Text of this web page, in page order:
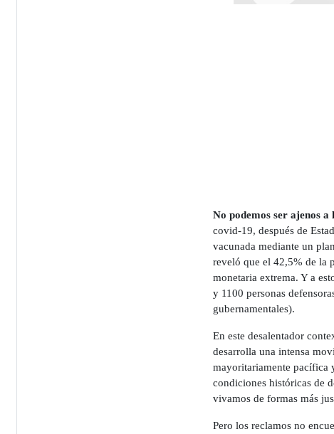
No podemos ser ajenos
covid-19, después de
vacunada mediante un
reveló que el 42,5% de la
monetaria extrema. Y a
y 1100 personas
gubernamentales).
En este desalentador
desarrolla una intensa
mayoritariamente pacífica
condiciones históricas de
vivamos de formas más
Pero los reclamos no